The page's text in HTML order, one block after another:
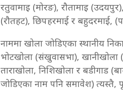
रतुवामाइ (मोरङ), रौतामाइ
(रौतहट), छिपहरमाई र बहुदरमाई,
नाममा खोला जोडिएका स्थानीय
भोटखोला (संखुवासभा), खानीखोला
ताराखोला, निशिखोला र बडीगाड
जोडिएका नाम पनि समावेश) त्यस्तै,